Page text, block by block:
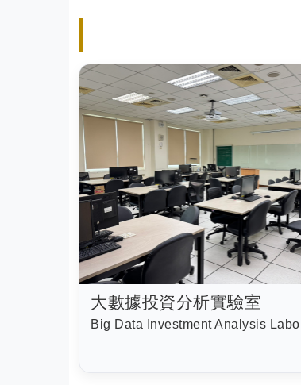
大數據投資分析實驗室
Big Data Investment Analysis